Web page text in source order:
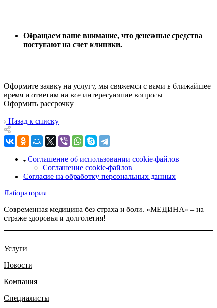
Обращаем ваше внимание, что денежные средства
поступают на счет клиники.
Оформите заявку на услугу, мы свяжемся с вами в ближайшее
время и ответим на все интересующие вопросы.
Оформить рассрочку
Назад к списку
Соглашение об использовании cookie-файлов
Соглашение cookie-файлов
Согласие на обработку персональных данных
Лаборатория
Современная медицина без страха и боли. «МЕДИНА» – на
страже здоровья и долголетия!
Услуги
Новости
Компания
Специалисты